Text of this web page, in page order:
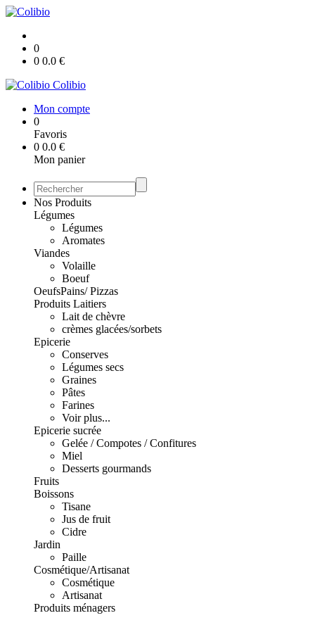
0
0 0.0 €
Colibio
Mon compte
0
Favoris
0 0.0 €
Mon panier
Nos Produits
Légumes
Légumes
Aromates
Viandes
Volaille
Boeuf
OeufsPains/ Pizzas
Produits Laitiers
Lait de chèvre
crèmes glacées/sorbets
Epicerie
Conserves
Légumes secs
Graines
Pâtes
Farines
Voir plus...
Epicerie sucrée
Gelée / Compotes / Confitures
Miel
Desserts gourmands
Fruits
Boissons
Tisane
Jus de fruit
Cidre
Jardin
Paille
Cosmétique/Artisanat
Cosmétique
Artisanat
Produits ménagers